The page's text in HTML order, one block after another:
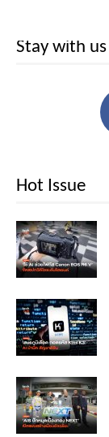
Stay with us
Hot Issue